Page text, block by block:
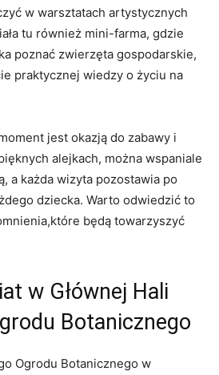
w ​warsztatach artystycznych
tu ‍również mini-farma, gdzie
poznać zwierzęta gospodarskie,
⁢praktycznej wiedzy o życiu na
jest okazją do‌ zabawy i
alejkach, można ⁣wspaniale
⁢a każda wizyta pozostawia po
⁢dziecka. Warto odwiedzić to
będą towarzyszyć​
w Głównej Hali
Botanicznego
Ogrodu Botanicznego w⁤